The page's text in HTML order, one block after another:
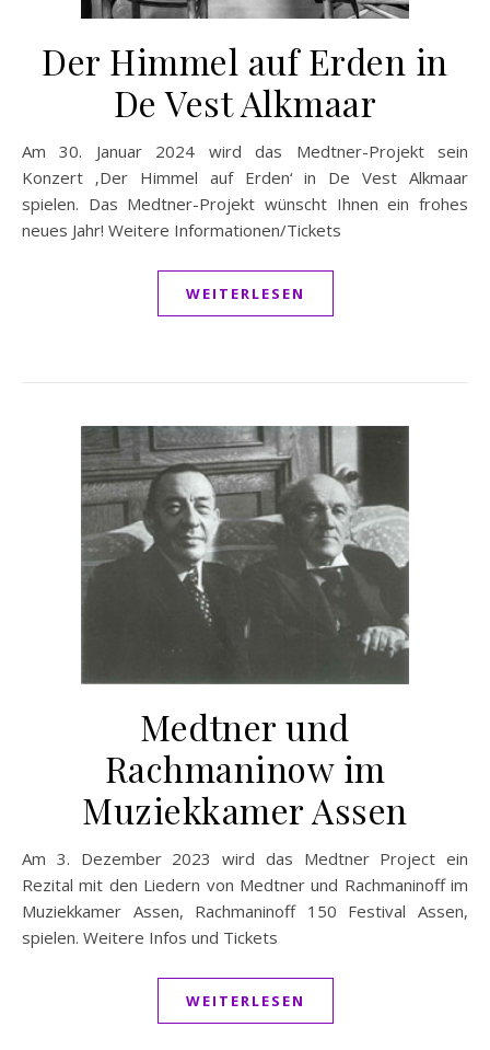
Der Himmel auf Erden in
De Vest Alkmaar
Am 30. Januar 2024 wird das Medtner-Projekt sein
Konzert ‚Der Himmel auf Erden‘ in De Vest Alkmaar
spielen. Das Medtner-Projekt wünscht Ihnen ein frohes
neues Jahr! Weitere Informationen/Tickets
WEITERLESEN
Medtner und
Rachmaninow im
Muziekkamer Assen
Am 3. Dezember 2023 wird das Medtner Project ein
Rezital mit den Liedern von Medtner und Rachmaninoff im
Muziekkamer Assen, Rachmaninoff 150 Festival Assen,
spielen. Weitere Infos und Tickets
WEITERLESEN